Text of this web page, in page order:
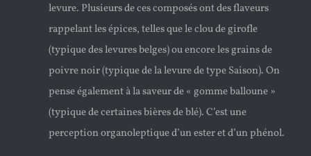
levure. Plusieurs de ces composés ont des flaveurs
rappelant les épices, telles que le clou de girofle
(typique des levures belges) ou encore les grains de
poivre noir (typique de la levure de type Saison). On
pense également à la saveur de « gomme balloune »
(typique de certaines bières de blé). C’est une
perception organoleptique d’un ester et d’un phénol.